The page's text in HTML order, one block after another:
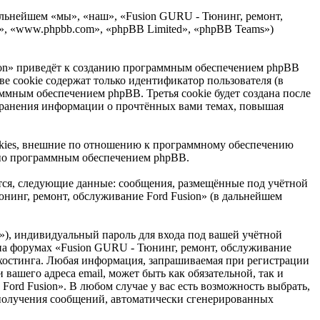
«мы», «наш», «Fusion GURU - Тюнинг, ремонт,
«www.phpbb.com», «phpBB Limited», «phpBB Teams»)
приведёт к созданию программным обеспечением phpBB
содержат только идентификатор пользователя (в
обеспечением phpBB. Третья cookie будет создана после
информации о прочтённых вами темах, повышая
внешние по отношению к программному обеспечению
программным обеспечением phpBB.
следующие данные: сообщения, размещённые под учётной
ремонт, обслуживание Ford Fusion» (в дальнейшем
индивидуальный пароль для входа под вашей учётной
форумах «Fusion GURU - Тюнинг, ремонт, обслуживание
Любая информация, запрашиваемая при регистрации
адреса email, может быть как обязательной, так и
Fusion». В любом случае у вас есть возможность выбрать,
сообщений, автоматически сгенерированных